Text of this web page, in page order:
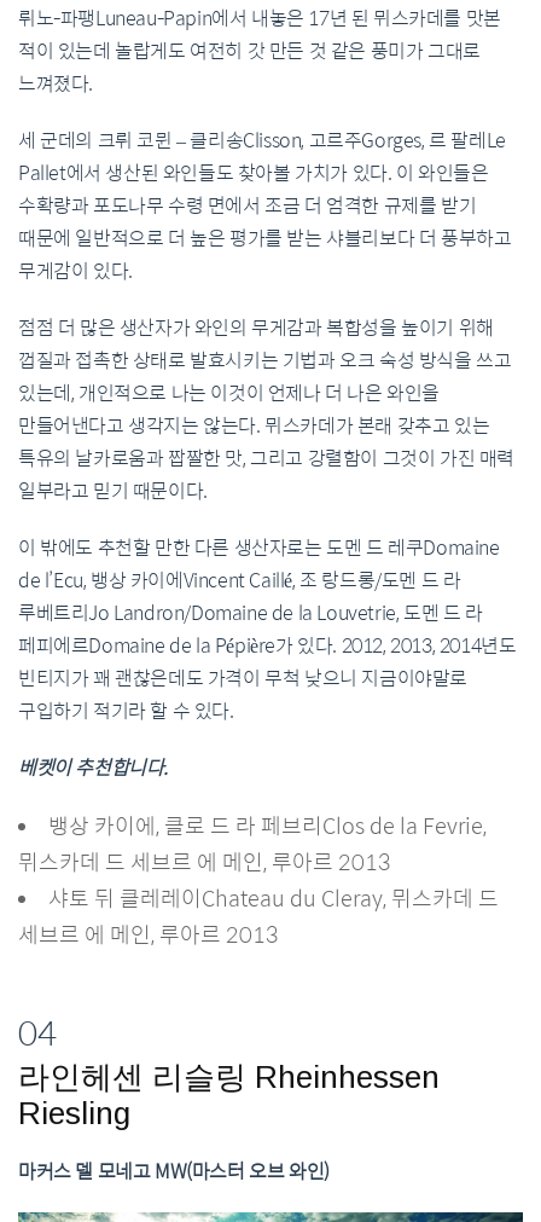
뤼노-파팽Luneau-Papin에서 내놓은 17년 된 뮈스카데를 맛본
적이 있는데 놀랍게도 여전히 갓 만든 것 같은 풍미가 그대로
느껴졌다.
세 군데의 크뤼 코뮌 – 클리송Clisson, 고르주Gorges, 르 팔레Le
Pallet에서 생산된 와인들도 찾아볼 가치가 있다. 이 와인들은
수확량과 포도나무 수령 면에서 조금 더 엄격한 규제를 받기
때문에 일반적으로 더 높은 평가를 받는 샤블리보다 더 풍부하고
무게감이 있다.
점점 더 많은 생산자가 와인의 무게감과 복합성을 높이기 위해
껍질과 접촉한 상태로 발효시키는 기법과 오크 숙성 방식을 쓰고
있는데, 개인적으로 나는 이것이 언제나 더 나은 와인을
만들어낸다고 생각지는 않는다. 뮈스카데가 본래 갖추고 있는
특유의 날카로움과 짭짤한 맛, 그리고 강렬함이 그것이 가진 매력
일부라고 믿기 때문이다.
이 밖에도 추천할 만한 다른 생산자로는 도멘 드 레쿠Domaine
de l’Ecu, 뱅상 카이에Vincent Caillé, 조 랑드롱/도멘 드 라
루베트리Jo Landron/Domaine de la Louvetrie, 도멘 드 라
페피에르Domaine de la Pépière가 있다. 2012, 2013, 2014년도
빈티지가 꽤 괜찮은데도 가격이 무척 낮으니 지금이야말로
구입하기 적기라 할 수 있다.
베켓이 추천합니다.
뱅상 카이에, 클로 드 라 페브리Clos de la Fevrie,
뮈스카데 드 세브르 에 메인, 루아르 2013
샤토 뒤 클레레이Chateau du Cleray, 뮈스카데 드
세브르 에 메인, 루아르 2013
04
라인헤센 리슬링 Rheinhessen
Riesling
마커스 델 모네고 MW(마스터 오브 와인)